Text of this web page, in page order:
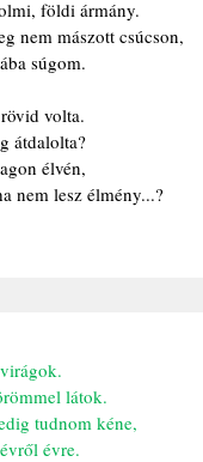
földi ármány.
nem mászott csúcson,
súgom.
volta.
átdalolta?
élvén,
nem lesz élmény...?
látok.
tudnom kéne,
évre.